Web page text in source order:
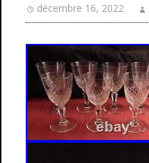
décembre 16, 2022